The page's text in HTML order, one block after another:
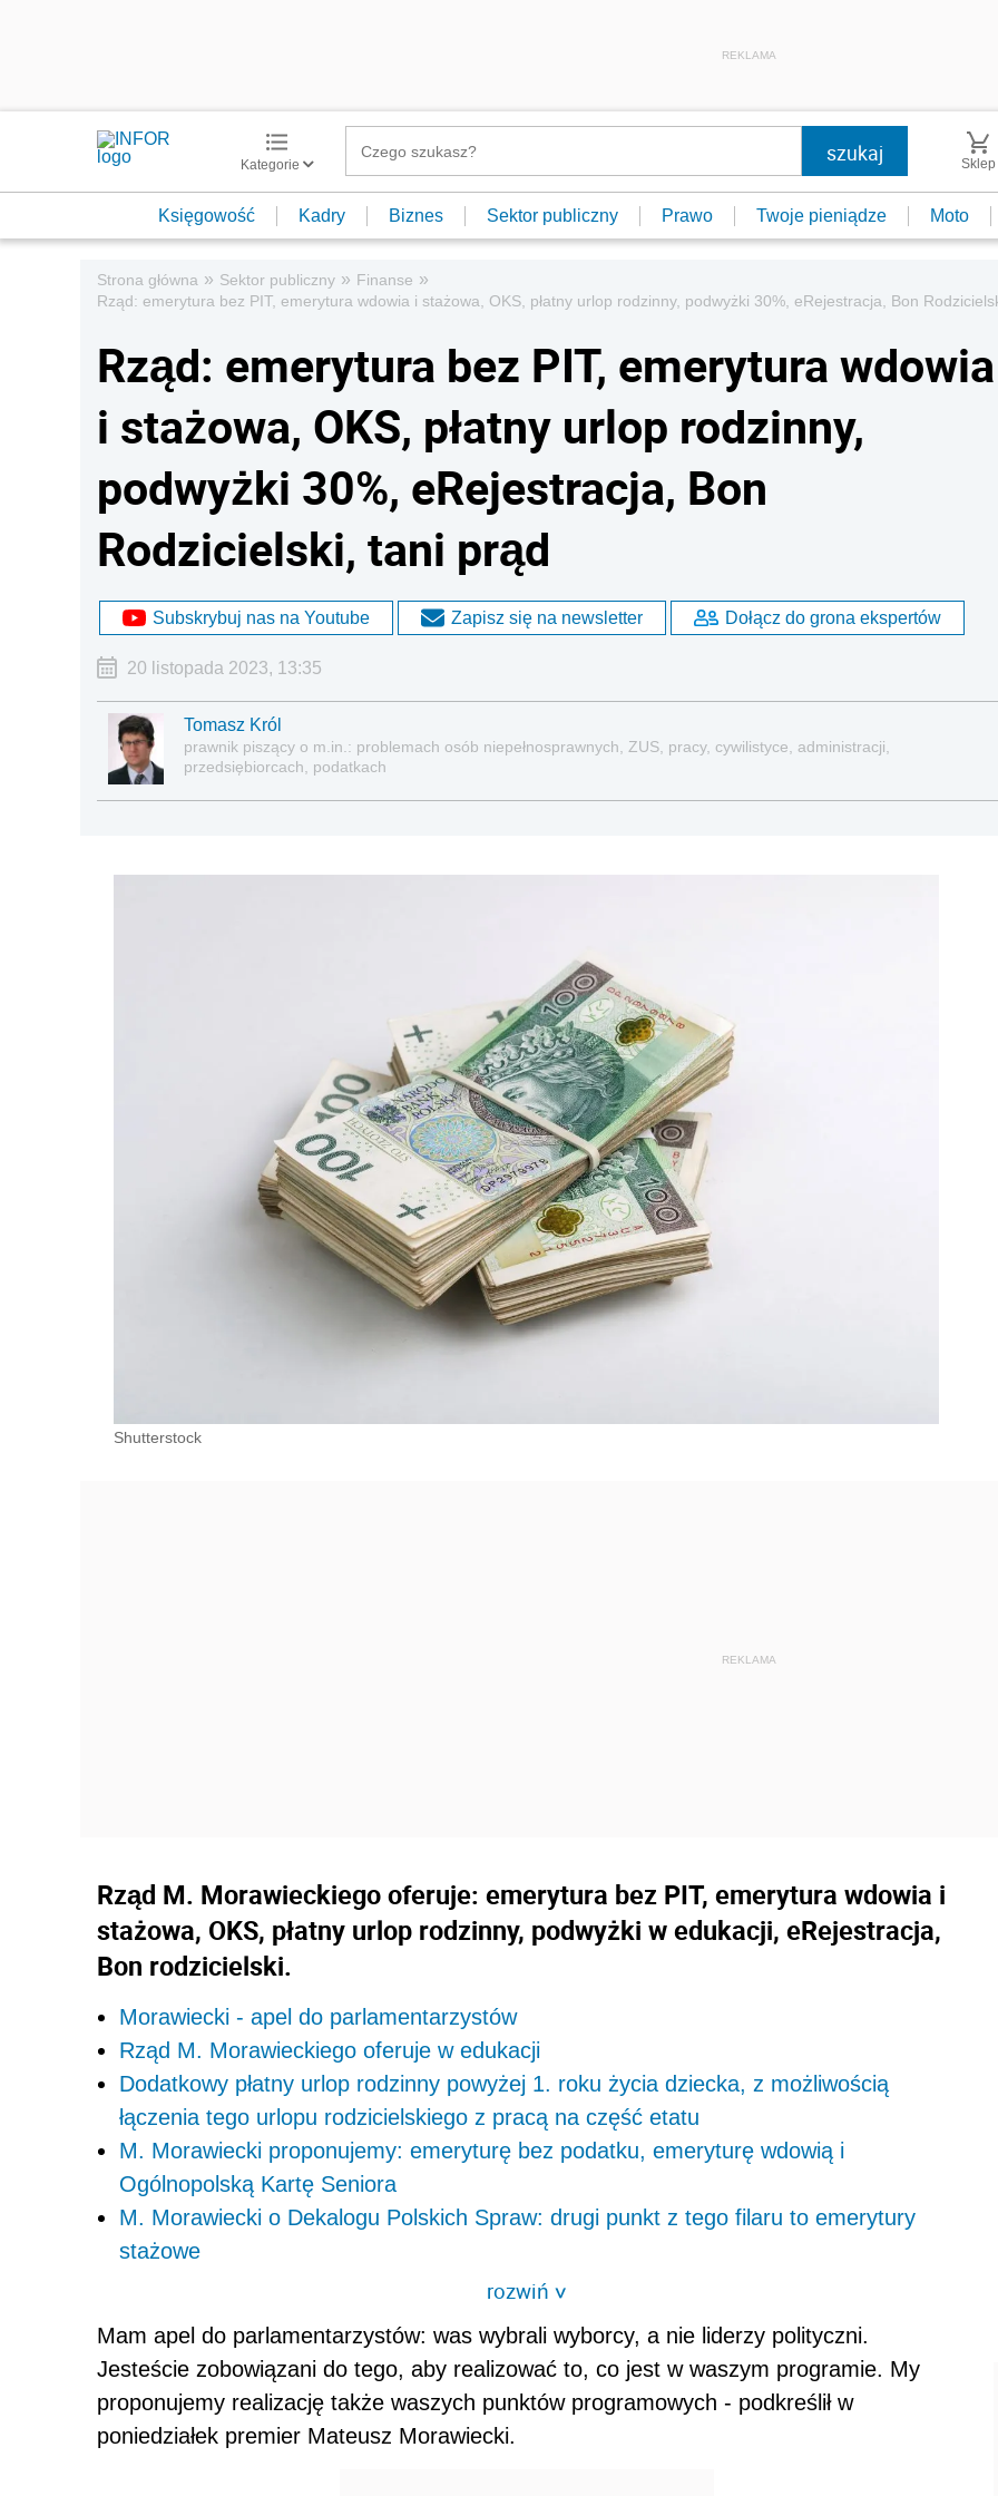
REKLAMA
Kategorie Sklep
Księgowość Kadry Biznes Sektor publiczny Prawo Twoje pieniądze Moto
Strona główna » Sektor publiczny » Finanse »
Rząd: emerytura bez PIT, emerytura wdowia i stażowa, OKS, płatny urlop rodzinny, podwyżki 30%, eRejestracja, Bon
Rząd: emerytura bez PIT, emerytura wdowia
i stażowa, OKS, płatny urlop rodzinny,
podwyżki 30%, eRejestracja, Bon
Rodzicielski, tani prąd
Subskrybuj nas na Youtube Zapisz się na newsletter Dołącz do grona ekspertów
20 listopada 2023, 13:35
Tomasz Król
prawnik piszący o m.in.: problemach osób niepełnosprawnych, ZUS, pracy, cywilistyce, administracji,
przedsiębiorcach, podatkach
Shutterstock
Rząd M. Morawieckiego oferuje: emerytura bez PIT, emerytura wdowia i
stażowa, OKS, płatny urlop rodzinny, podwyżki w edukacji, eRejestracja,
Bon rodzicielski.
Morawiecki - apel do parlamentarzystów
Rząd M. Morawieckiego oferuje w edukacji
Dodatkowy płatny urlop rodzinny powyżej 1. roku życia dziecka, z możliwością
łączenia tego urlopu rodzicielskiego z pracą na część etatu
M. Morawiecki proponujemy: emeryturę bez podatku, emeryturę wdowią i
Ogólnopolską Kartę Seniora
M. Morawiecki o Dekalogu Polskich Spraw: drugi punkt z tego filaru to emerytury
stażowe
rozwiń>
Mam apel do parlamentarzystów: was wybrali wyborcy, a nie liderzy polityczni.
Jesteście zobowiązani do tego, aby realizować to, co jest w waszym programie. My
proponujemy realizację także waszych punktów programowych - podkreślił w
poniedziałek premier Mateusz Morawiecki.